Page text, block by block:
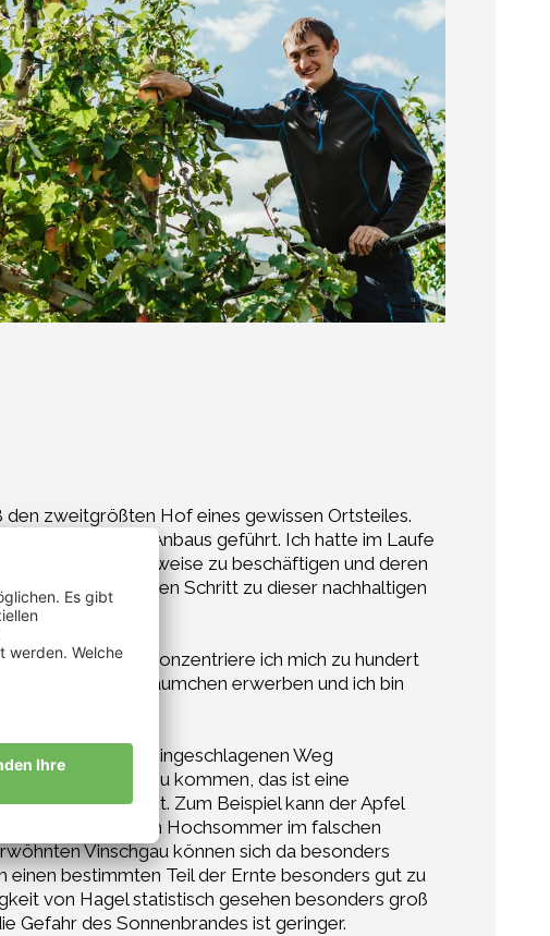
zweitgrößten Hof eines gewissen Ortsteiles.
biologischen Anbaus geführt. Ich hatte im Laufe
dieser Anbauweise zu beschäftigen und deren
Biobauern, den Schritt zu dieser nachhaltigen
nachgeht, konzentriere ich mich zu hundert
an die 3.000 Bäumchen erwerben und ich bin
auf dem eingeschlagenen Weg
Ernteergebnis zu kommen, das ist eine
sich nicht wünscht. Zum Beispiel kann der Apfel
wenn man im Hochsommer im falschen
Vinschgau können sich da besonders
einen bestimmten Teil der Ernte besonders gut zu
von Hagel statistisch gesehen besonders groß
Gefahr des Sonnenbrandes ist geringer.